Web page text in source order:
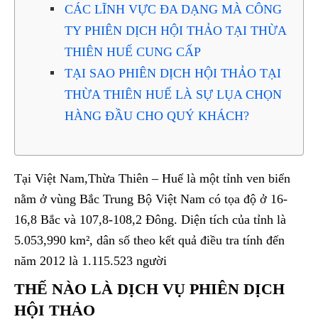
CÁC LĨNH VỰC ĐA DẠNG MÀ CÔNG
TY PHIÊN DỊCH HỘI THẢO TẠI THỪA
THIÊN HUẾ CUNG CẤP
TẠI SAO PHIÊN DỊCH HỘI THẢO TẠI
THỪA THIÊN HUẾ LÀ SỰ LỤA CHỌN
HÀNG ĐẦU CHO QUÝ KHÁCH?
Tại Việt Nam,Thừa Thiên – Huế là một tỉnh ven biển
nằm ở vùng Bắc Trung Bộ Việt Nam có tọa độ ở 16-
16,8 Bắc và 107,8-108,2 Đông. Diện tích của tỉnh là
5.053,990 km², dân số theo kết quả điều tra tính đến
năm 2012 là 1.115.523 người
THẾ NÀO LÀ DỊCH VỤ PHIÊN DỊCH
HỘI THẢO